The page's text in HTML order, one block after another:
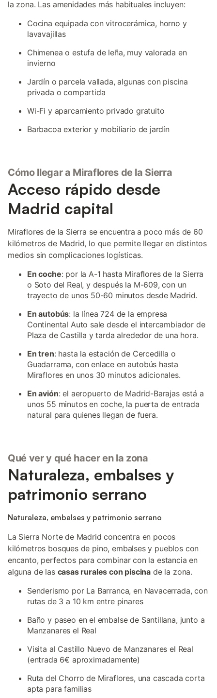
la zona. Las amenidades más habituales incluyen:
Cocina equipada con vitrocerámica, horno y
lavavajillas
Chimenea o estufa de leña, muy valorada en
invierno
Jardín o parcela vallada, algunas con piscina
privada o compartida
Wi-Fi y aparcamiento privado gratuito
Barbacoa exterior y mobiliario de jardín
Cómo llegar a Miraflores de la Sierra
Acceso rápido desde
Madrid capital
Miraflores de la Sierra se encuentra a poco más de 60
kilómetros de Madrid, lo que permite llegar en distintos
medios sin complicaciones logísticas.
En coche: por la A-1 hasta Miraflores de la Sierra
o Soto del Real, y después la M-609, con un
trayecto de unos 50-60 minutos desde Madrid.
En autobús: la línea 724 de la empresa
Continental Auto sale desde el intercambiador de
Plaza de Castilla y tarda alrededor de una hora.
En tren: hasta la estación de Cercedilla o
Guadarrama, con enlace en autobús hasta
Miraflores en unos 30 minutos adicionales.
En avión: el aeropuerto de Madrid-Barajas está a
unos 55 minutos en coche, la puerta de entrada
natural para quienes llegan de fuera.
Qué ver y qué hacer en la zona
Naturaleza, embalses y
patrimonio serrano
Naturaleza, embalses y patrimonio serrano
La Sierra Norte de Madrid concentra en pocos
kilómetros bosques de pino, embalses y pueblos con
encanto, perfectos para combinar con la estancia en
alguna de las casas rurales con piscina de la zona.
Senderismo por La Barranca, en Navacerrada, con
rutas de 3 a 10 km entre pinares
Baño y paseo en el embalse de Santillana, junto a
Manzanares el Real
Visita al Castillo Nuevo de Manzanares el Real
(entrada 6€ aproximadamente)
Ruta del Chorro de Miraflores, una cascada corta
apta para familias